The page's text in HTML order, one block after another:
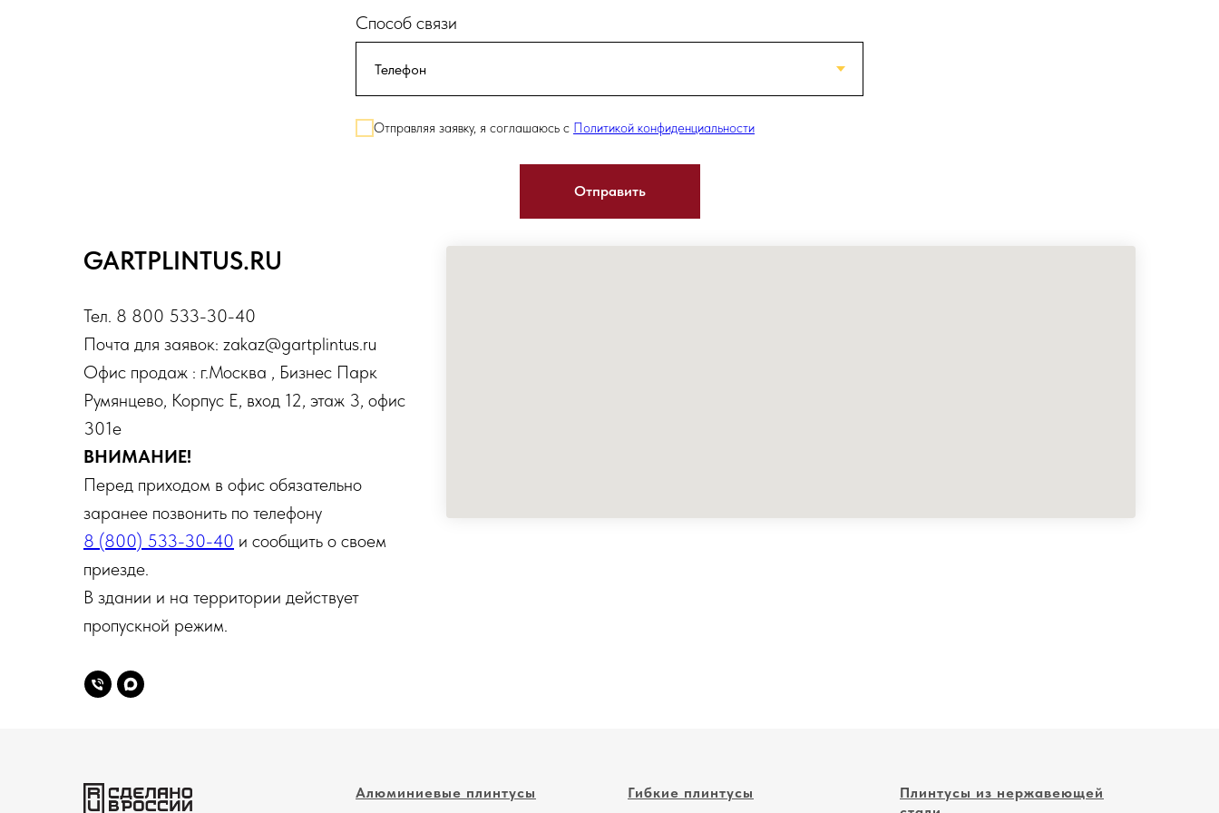
Способ связи
Отправляя заявку, я соглашаюсь с Политикой конфиденциальности
Отправить
GARTPLINTUS.RU
Тел. 8 800 533-30-40
Почта для заявок: zakaz@gartplintus.ru
Офис продаж : г.Москва , Бизнес Парк
Румянцево, Корпус Е, вход 12, этаж 3, офис
301е
ВНИМАНИЕ!
Перед приходом в офис обязательно
заранее позвонить по телефону
8 (800) 533-30-40 и сообщить о своем
приезде.
В здании и на территории действует
пропускной режим.
Алюминиевые плинтусы Гибкие плинтусы
Плинтусы из нержавеющей